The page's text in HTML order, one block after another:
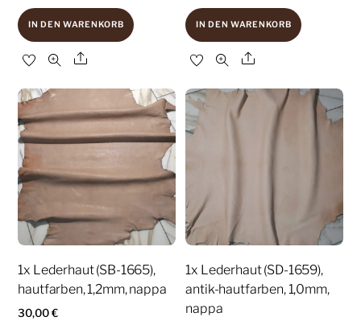
IN DEN WARENKORB
Share
IN DEN WARENKORB
Share
1x Lederhaut (SB-1665),
hautfarben, 1,2mm, nappa
30,00€
1x Lederhaut (SD-1659),
antik-hautfarben, 1,0mm,
nappa